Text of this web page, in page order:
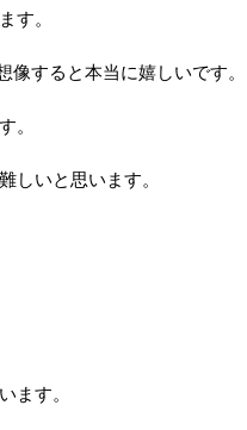
す。
すると本当に嬉しいです。
。
しいと思います。
ます。